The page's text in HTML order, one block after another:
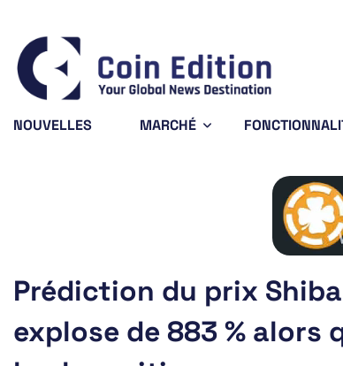
Bitcoin $65,004.70
BTC
NOUVELLES MARCHÉ
Prédiction du prix
explose de 883 % alors